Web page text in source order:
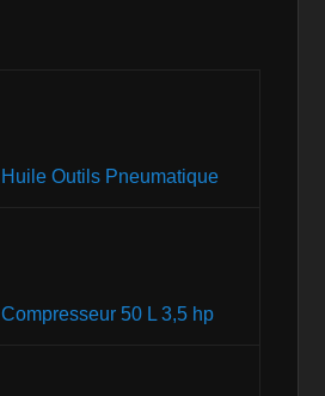
Huile Outils Pneumatique
Compresseur 50 L 3,5 hp